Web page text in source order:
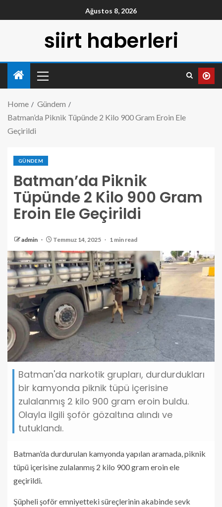
Ağustos 8, 2026
siirt haberleri
Home
Gündem
Batman’da Piknik Tüpünde 2 Kilo 900 Gram Eroin Ele
Geçirildi
GÜNDEM
Batman’da Piknik
Tüpünde 2 Kilo 900 Gram
Eroin Ele Geçirildi
admin Temmuz 14, 2025 1 min read
Batman'da narkotik grupları, durdurdukları
bir kamyonda piknik tüpü içerisine
zulalanmış 2 kilo 900 gram eroin buldu.
Olayla ilgili şoför gözaltına alındı ve
tutuklandı.
Batman’da durdurulan kamyonda yapılan aramada, piknik
tüpü içerisine zulalanmış 2 kilo 900 gram eroin ele
geçirildi.
Şüpheli şoför emniyetteki süreçlerinin akabinde sevk